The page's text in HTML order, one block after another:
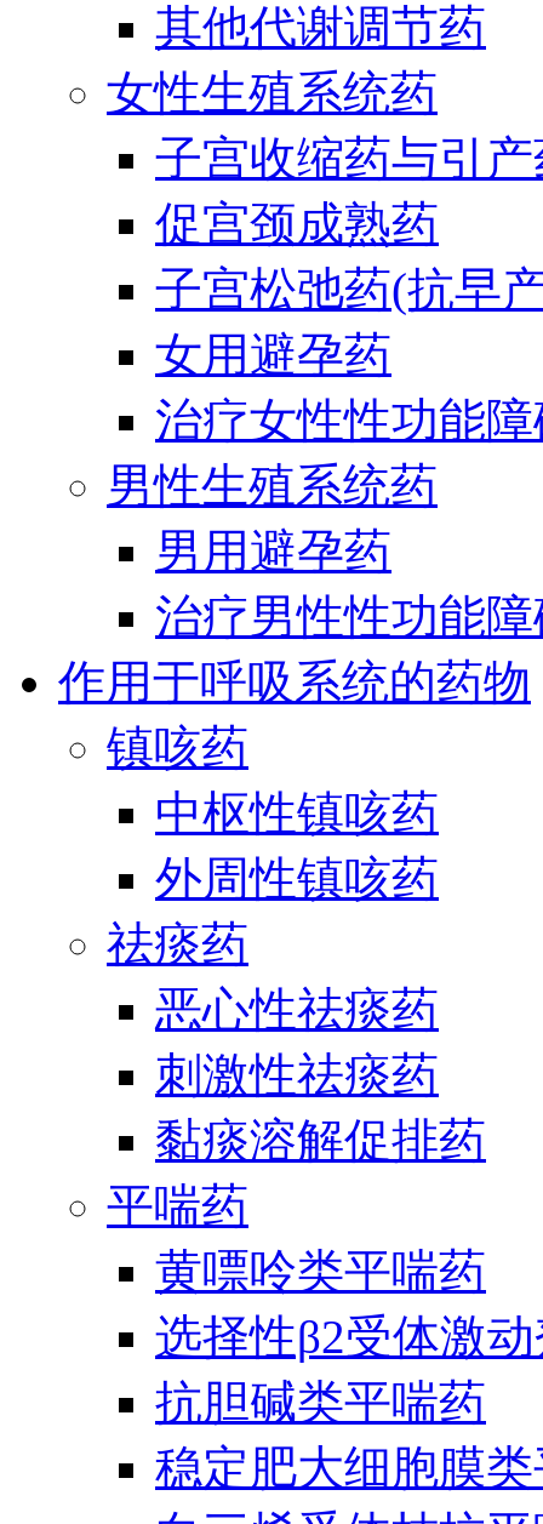
其他代谢调节药
女性生殖系统药
子宫收缩药与引
促宫颈成熟药
子宫松弛药(抗早
女用避孕药
治疗女性性功能
男性生殖系统药
男用避孕药
治疗男性性功能
作用于呼吸系统的药物
镇咳药
中枢性镇咳药
外周性镇咳药
祛痰药
恶心性祛痰药
刺激性祛痰药
黏痰溶解促排药
平喘药
黄嘌呤类平喘药
选择性β2受体激
抗胆碱类平喘药
稳定肥大细胞膜